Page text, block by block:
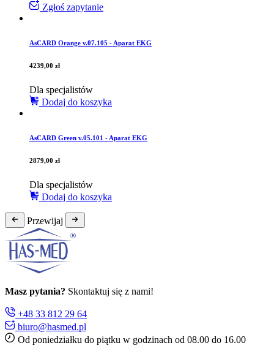
Zgłoś zapytanie
AsCARD Orange v.07.105 - Aparat EKG
4239,00 zł
Dla specjalistów
Dodaj do koszyka
AsCARD Green v.05.101 - Aparat EKG
2879,00 zł
Dla specjalistów
Dodaj do koszyka
Przewijaj
Masz pytania? Skontaktuj się z nami!
+48 33 812 29 64
biuro@hasmed.pl
Od poniedziałku do piątku w godzinach od 08.00 do 16.00